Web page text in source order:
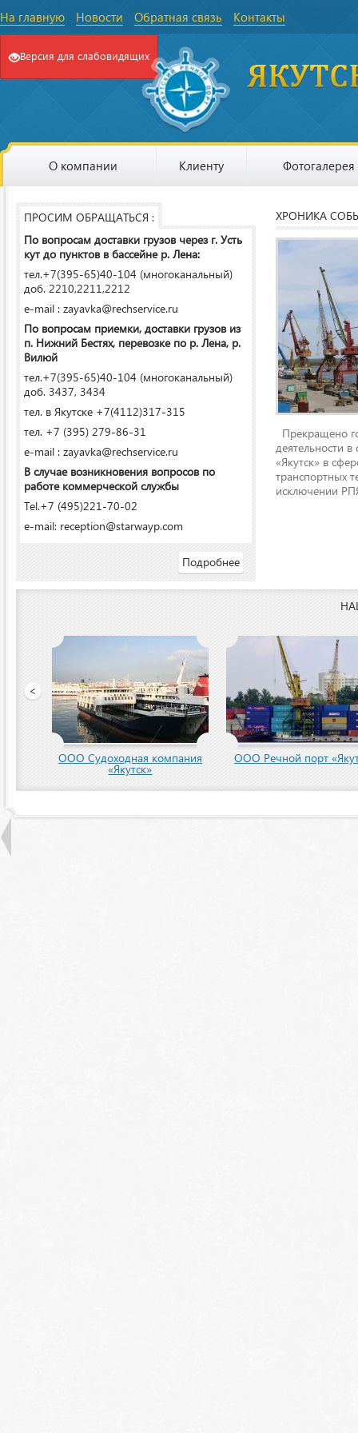
На главную Новости Обратная связь Контакты
Версия для слабовидящих
О компании Клиенту Фотогалерея
ПРОСИМ ОБРАЩАТЬСЯ :
По вопросам доставки грузов через г. Усть
кут до пунктов в бассейне р. Лена:
тел.+7(395-65)40-104 (многоканальный)
доб. 2210,2211,2212
e-mail : zayavka@rechservice.ru
По вопросам приемки, доставки грузов из
п. Нижний Бестях, перевозке по р. Лена, р.
Вилюй
тел.+7(395-65)40-104 (многоканальный)
доб. 3437, 3434
тел. в Якутске +7(4112)317-315
тел. +7 (395) 279-86-31
e-mail : zayavka@rechservice.ru
В случае возникновения вопросов по
работе коммерческой службы
Tel.+7 (495)221-70-02
e-mail: reception@starwayp.com
Подробнее
ХРОНИКА
Прекращено
деятельности
«Якутск» в
транспортных
исключении
<
ООО Судоходная компания
«Якутск»
ООО Речной порт